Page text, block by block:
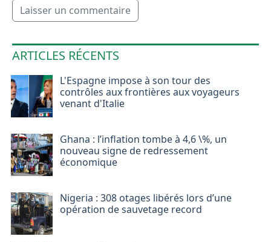
Laisser un commentaire
ARTICLES RÉCENTS
L'Espagne impose à son tour des
contrôles aux frontières aux voyageurs
venant d'Italie
Ghana : l’inflation tombe à 4,6 \%, un
nouveau signe de redressement
économique
Nigeria : 308 otages libérés lors d’une
opération de sauvetage record